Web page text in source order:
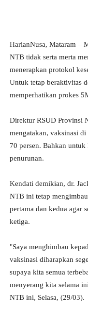
HarianNusa, Mataram –
NTB tidak serta merta
menerapkan protokol
Untuk tetap beraktivitas
memperhatikan prokes
Direktur RSUD Provinsi
mengatakan, vaksinasi
70 persen. Bahkan
penurunan.
Kendati demikian, dr.
NTB ini tetap
pertama dan kedua agar
ketiga.
"Saya menghimbau
vaksinasi diharapkan
supaya kita semua
menyerang kita selama
NTB ini, Selasa, (29/03).